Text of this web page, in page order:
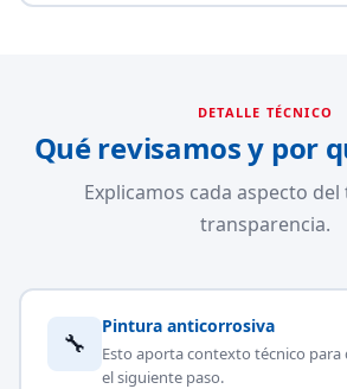
DETALLE TÉCNICO
Qué revisamos y por
Explicamos cada aspecto
transparencia.
🔧
Pintura anticorrosiva
Esto aporta contexto técnico para
el siguiente paso.